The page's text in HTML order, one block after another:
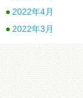
2022年4月
2022年3月